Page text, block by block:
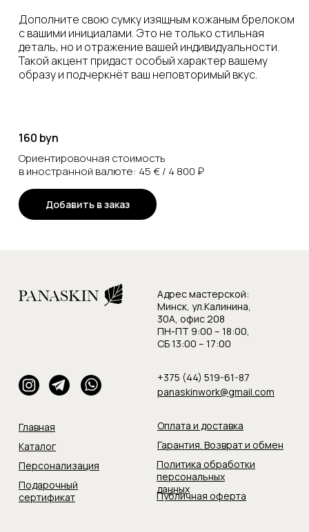
Дополните свою сумку изящным кожаным брелоком
с вашими инициалами. Это не только стильная
деталь, но и отражение вашей индивидуальности.
Такой акцент придаст особый характер вашему
образу и подчеркнёт ваш неповторимый вкус.
Добавить в заказ
160 byn
Ориентировочная стоимость
в иностранной валюте: 45 € / 4 800 ₽
Главная
Политика обработки
персональных
данных
Публичная оферта
Оплата и доставка
Гарантия. Возврат и обмен
Подарочный
сертификат
Персонализация
Каталог
+375 (44) 519-61-87
panaskinwork@gmail.com
Адрес мастерской:
Минск, ул.Калинина,
30А, офис 208
ПН-ПТ 9:00 – 18:00,
СБ 13:00 – 17:00